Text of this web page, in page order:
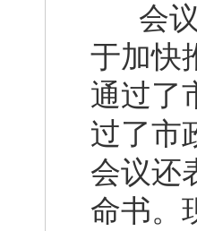
会议
于加快
通过了
过了市
会议还
命书。